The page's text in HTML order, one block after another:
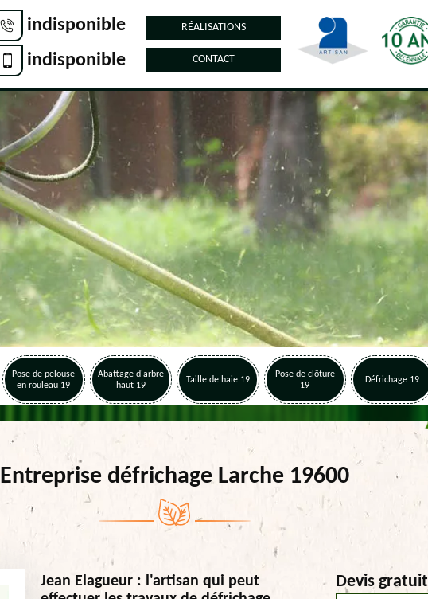
indisponible
indisponible
RÉALISATIONS
CONTACT
Pose de pelouse
en rouleau 19
Abattage d'arbre
haut 19
Taille de haie 19
Pose de clôture
19
Défrichage 19
Entreprise défrichage Larche 19600
Jean Elagueur : l'artisan qui peut
Devis gratuit